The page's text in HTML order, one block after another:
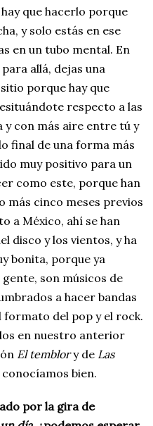
que hacerlo porque
y solo estás en ese
en un tubo mental. En
allá, dejas una
porque hay que
respecto a las
y con más aire entre tú y
final de una forma más
muy positivo para un
como este, porque han
más cinco meses previos
a México, ahí se han
disco y los vientos, y ha
bonita, porque ya
son músicos de
a hacer bandas
del pop y el rock.
en nuestro anterior
El temblory de Las
bien.
por la gira de